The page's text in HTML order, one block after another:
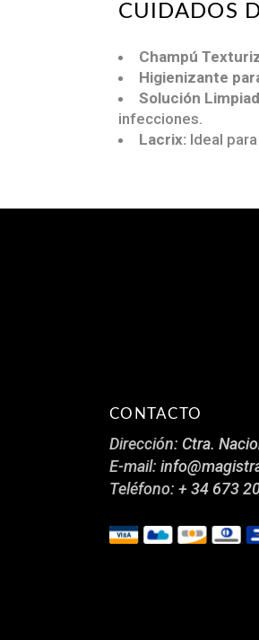
CUIDADOS
Champú
Higienizante
Solución
infecciones.
Lacrix: Ideal
CONTACTO
Dirección: Ctra.
E-mail:
Teléfono: + 34 673